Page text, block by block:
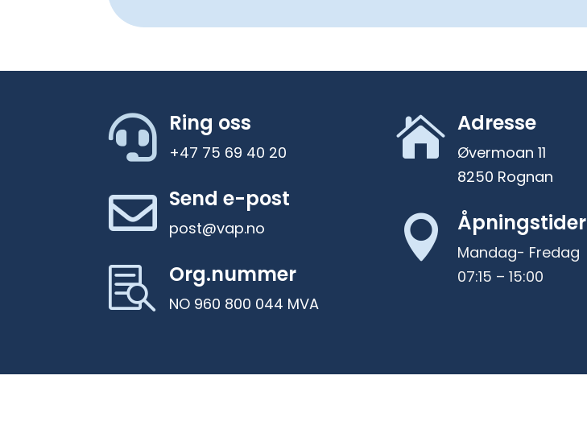
 Ring oss
+47 75 69 40 20
 Send e-post
post@vap.no
 Org.nummer
NO 960 800 044 MVA
 Adresse
Øvermoan 11
8250 Rognan
 Åpningstider
Mandag- Fredag
07:15 – 15:00